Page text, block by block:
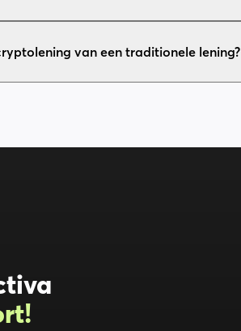
van een traditionele lening?
!